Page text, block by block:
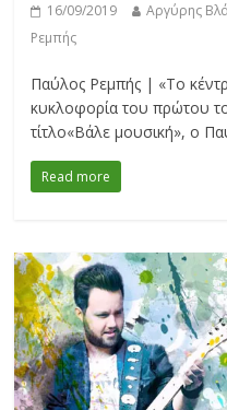
16/09/2019 Αργύρης
Ρεμπής
Παύλος Ρεμπής | «Το
κυκλοφορία του πρώτου
τίτλο«Βάλε μουσική», ο
Read more